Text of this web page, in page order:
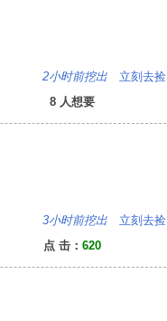
2小时前挖出 立刻去捡
8 人想要
3小时前挖出 立刻去捡
点 击： 620